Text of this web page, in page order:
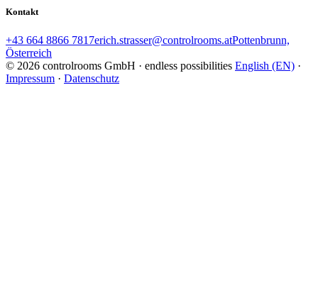
Kontakt
+43 664 8866 7817erich.strasser@controlrooms.atPottenbrunn,
Österreich
© 2026 controlrooms GmbH · endless possibilities English (EN) ·
Impressum · Datenschutz